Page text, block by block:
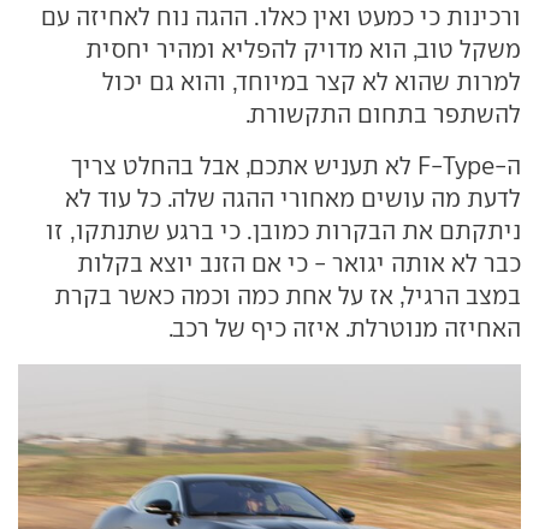
ורכינות כי כמעט ואין כאלו. ההגה נוח לאחיזה עם
משקל טוב, הוא מדויק להפליא ומהיר יחסית
למרות שהוא לא קצר במיוחד, והוא גם יכול
להשתפר בתחום התקשורת.
ה-F-Type לא תעניש אתכם, אבל בהחלט צריך
לדעת מה עושים מאחורי ההגה שלה. כל עוד לא
ניתקתם את הבקרות כמובן. כי ברגע שתנתקו, זו
כבר לא אותה יגואר - כי אם הזנב יוצא בקלות
במצב הרגיל, אז על אחת כמה וכמה כאשר בקרת
האחיזה מנוטרלת. איזה כיף של רכב.